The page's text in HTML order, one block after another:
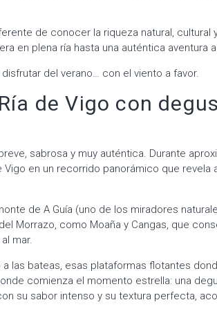
de conocer la riqueza natural, cultural
en plena ría hasta una auténtica aventura
del verano… con el viento a favor.
de Vigo con
sabrosa y muy auténtica. Durante
Vigo en un recorrido panorámico que
de A Guía (uno de los miradores
Morrazo, como Moaña y Cangas, que
mar.
las bateas, esas plataformas flotantes
comienza el momento estrella: una
su sabor intenso y su textura perfecta,